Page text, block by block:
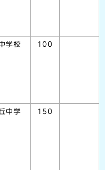
学校
100
中学
150